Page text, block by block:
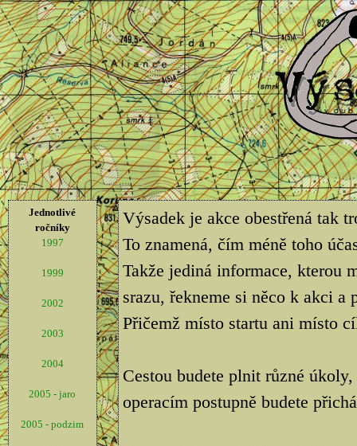
Jednotlivé
ročníky
1997
1999
2002
2003
2004
2005 - jaro
2005 - podzim
Výsadek je akce obestřená tak
To znamená, čím méně toho
Takže jediná informace, kterou
srazu, řekneme si něco k akci a
Přičemž místo startu ani místo
Cestou budete plnit různé
operacím postupně budete